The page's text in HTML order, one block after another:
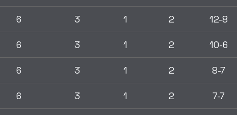
6 3 1 2 12-8
6 3 1 2 10-6
6 3 1 2 8-7
6 3 1 2 7-7